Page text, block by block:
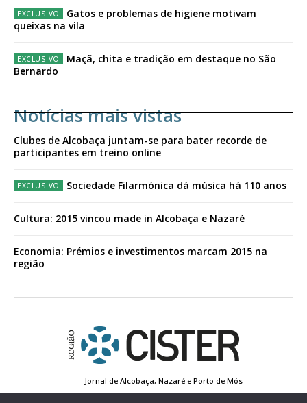
Gatos e problemas de higiene motivam
queixas na vila
Maçã, chita e tradição em destaque no São
Bernardo
Notícias mais vistas
Clubes de Alcobaça juntam-se para bater recorde de
participantes em treino online
Sociedade Filarmónica dá música há 110 anos
Cultura: 2015 vincou made in Alcobaça e Nazaré
Economia: Prémios e investimentos marcam 2015 na
região
Jornal de Alcobaça, Nazaré e Porto de Mós